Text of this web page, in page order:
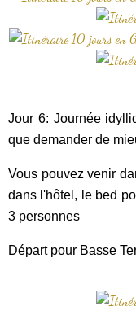
Jour 6: Journée
que demander de
Vous pouvez venir
dans l'hôtel, le bed
3 personnes
Départ pour Basse